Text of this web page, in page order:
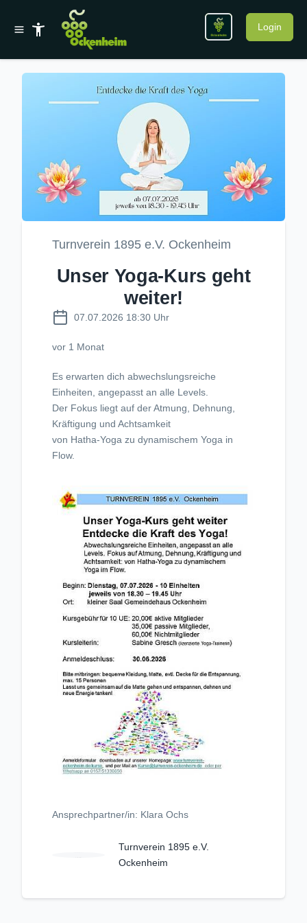
Login
Turnverein 1895 e.V. Ockenheim
Unser Yoga-Kurs geht
weiter!
07.07.2026 18:30 Uhr
vor 1 Monat
Es erwarten dich abwechslungsreiche
Einheiten, angepasst an alle Levels.
Der Fokus liegt auf der Atmung, Dehnung,
Kräftigung und Achtsamkeit
von Hatha-Yoga zu dynamischem Yoga in
Flow.
Ansprechpartner/in: Klara Ochs
Turnverein 1895 e.V.
Ockenheim